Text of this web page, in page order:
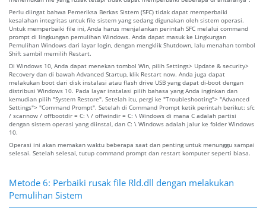
Perlu diingat bahwa Pemeriksa Berkas Sistem (SFC) tidak dapat memperbaiki
kesalahan integritas untuk file sistem yang sedang digunakan oleh sistem operasi.
Untuk memperbaiki file ini, Anda harus menjalankan perintah SFC melalui command
prompt di lingkungan pemulihan Windows. Anda dapat masuk ke Lingkungan
Pemulihan Windows dari layar login, dengan mengklik Shutdown, lalu menahan tombol
Shift sambil memilih Restart.
Di Windows 10, Anda dapat menekan tombol Win, pilih Settings> Update & security>
Recovery dan di bawah Advanced Startup, klik Restart now. Anda juga dapat
melakukan boot dari disk instalasi atau flash drive USB yang dapat di-boot dengan
distribusi Windows 10. Pada layar instalasi pilih bahasa yang Anda inginkan dan
kemudian pilih "System Restore". Setelah itu, pergi ke "Troubleshooting"> "Advanced
Settings"> "Command Prompt". Setelah di Command Prompt ketik perintah berikut: sfc
/ scannow / offbootdir = C: \ / offwindir = C: \ Windows di mana C adalah partisi
dengan sistem operasi yang diinstal, dan C: \ Windows adalah jalur ke folder Windows
10.
Operasi ini akan memakan waktu beberapa saat dan penting untuk menunggu sampai
selesai. Setelah selesai, tutup command prompt dan restart komputer seperti biasa.
Metode 6: Perbaiki rusak file Rld.dll dengan melakukan
Pemulihan Sistem